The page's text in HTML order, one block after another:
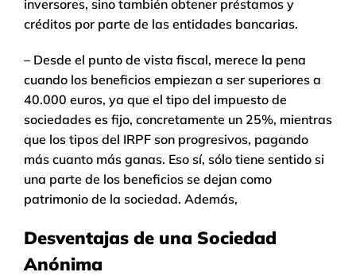
inversores, sino también obtener préstamos y
créditos por parte de las entidades bancarias.
– Desde el punto de vista fiscal, merece la pena
cuando los beneficios empiezan a ser superiores a
40.000 euros, ya que el tipo del impuesto de
sociedades es fijo, concretamente un 25%, mientras
que los tipos del IRPF son progresivos, pagando
más cuanto más ganas. Eso sí, sólo tiene sentido si
una parte de los beneficios se dejan como
patrimonio de la sociedad. Además,
Desventajas de una Sociedad
Anónima